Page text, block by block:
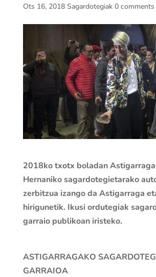
Ots 16, 2018 Sagardotegiak 0 comments
2018ko txotx boladan
Hernaniko sagardotegietarako
zerbitzua izango da Astigarraga
hirigunetik. Ikusi ordutegiak
garraio publikoan iristeko.
ASTIGARRAGAKO
GARRAIOA